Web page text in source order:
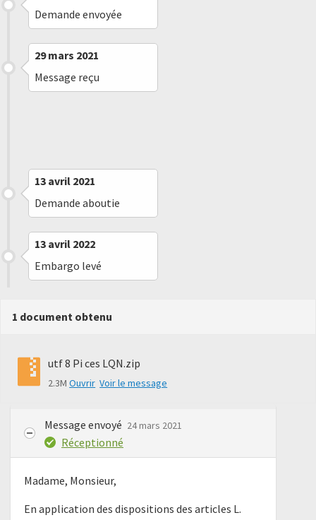
Demande envoyée
29 mars 2021
Message reçu
13 avril 2021
Demande aboutie
13 avril 2022
Embargo levé
1 document obtenu
utf 8 Pi ces LQN.zip
2.3MOuvrir Voir le message
Message envoyé 24 mars 2021
Réceptionné
Madame, Monsieur,
En application des dispositions des articles L.